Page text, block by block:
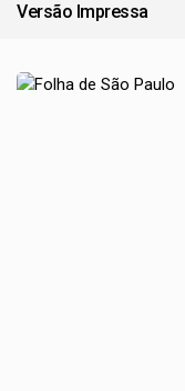
Versão Impressa